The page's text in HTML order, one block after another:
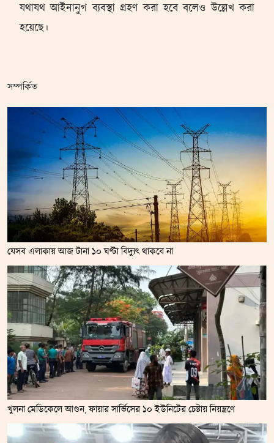
যথাযথ আইনানুগ ব্যবস্থা গ্রহণ করা হবে বলেও উল্লেখ করা
হয়েছে।
সম্পর্কিত
যেসব এলাকায় আজ টানা ১০ ঘণ্টা বিদ্যুৎ থাকবে না
খুলনা মেডিকেলে আগুন, ফায়ার সার্ভিসের ১০ ইউনিটের চেষ্টায় নিয়ন্ত্রণে